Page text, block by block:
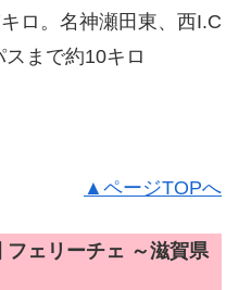
ロ。名神瀬田東、西I.C
まで約10キロ
▲ページTOPへ
ェリーチェ ～滋賀県